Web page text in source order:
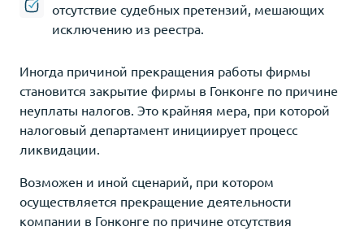
отсутствие судебных претензий, мешающих
исключению из реестра.
Иногда причиной прекращения работы фирмы
становится закрытие фирмы в Гонконге по причине
неуплаты налогов. Это крайняя мера, при которой
налоговый департамент инициирует процесс
ликвидации.
Возможен и иной сценарий, при котором
осуществляется прекращение деятельности
компании в Гонконге по причине отсутствия